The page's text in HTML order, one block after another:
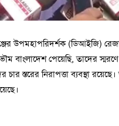
উপমহাপরিদর্শক (ডিআইজি)
বাংলাদেশ পেয়েছি, তাদের স্মরণে
স্তরের নিরাপত্তা ব্যবস্থা